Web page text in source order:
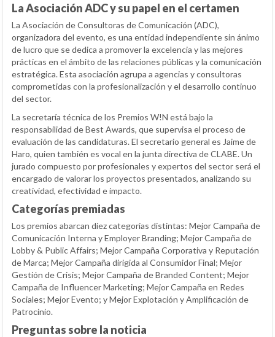
La Asociación ADC y su papel en el certamen
La Asociación de Consultoras de Comunicación (ADC),
organizadora del evento, es una entidad independiente sin ánimo
de lucro que se dedica a promover la excelencia y las mejores
prácticas en el ámbito de las relaciones públicas y la comunicación
estratégica. Esta asociación agrupa a agencias y consultoras
comprometidas con la profesionalización y el desarrollo continuo
del sector.
La secretaría técnica de los Premios W!N está bajo la
responsabilidad de Best Awards, que supervisa el proceso de
evaluación de las candidaturas. El secretario general es Jaime de
Haro, quien también es vocal en la junta directiva de CLABE. Un
jurado compuesto por profesionales y expertos del sector será el
encargado de valorar los proyectos presentados, analizando su
creatividad, efectividad e impacto.
Categorías premiadas
Los premios abarcan diez categorías distintas: Mejor Campaña de
Comunicación Interna y Employer Branding; Mejor Campaña de
Lobby & Public Affairs; Mejor Campaña Corporativa y Reputación
de Marca; Mejor Campaña dirigida al Consumidor Final; Mejor
Gestión de Crisis; Mejor Campaña de Branded Content; Mejor
Campaña de Influencer Marketing; Mejor Campaña en Redes
Sociales; Mejor Evento; y Mejor Explotación y Amplificación de
Patrocinio.
Preguntas sobre la noticia